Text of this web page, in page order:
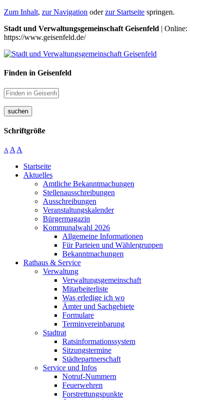
Zum Inhalt, zur Navigation oderzur Startseite springen.
Stadt und Verwaltungsgemeinschaft Geisenfeld | Online:
https://www.geisenfeld.de/
Finden in Geisenfeld
suchen
Schriftgröße
A A A
Startseite
Aktuelles
Amtliche Bekanntmachungen
Stellenausschreibungen
Ausschreibungen
Veranstaltungskalender
Bürgermagazin
Kommunalwahl 2026
Allgemeine Informationen
Für Parteien und Wählergruppen
Bekanntmachungen
Rathaus & Service
Verwaltung
Verwaltungsgemeinschaft
Mitarbeiterliste
Was erledige ich wo
Ämter und Sachgebiete
Formulare
Terminvereinbarung
Stadtrat
Ratsinformationssystem
Sitzungstermine
Städtepartnerschaft
Service und Infos
Notruf-Nummern
Feuerwehren
Forstrettungspunkte